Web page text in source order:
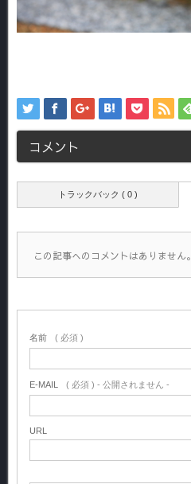
コメント
トラックバック ( 0 )
この記事へのコメントはありません。
名前 ( 必須 )
E-MAIL ( 必須 ) - 公開されません -
URL